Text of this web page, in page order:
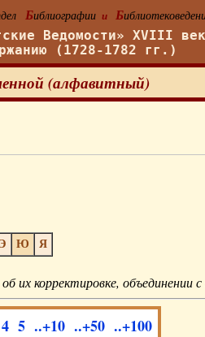
Библиографии и Б
Ведомости» XVIII
(1728-1782 гг.)
(алфавитный)
Э Ю Я
корректировке, объединении с
4 5 ..+10 ..+50 ..+100